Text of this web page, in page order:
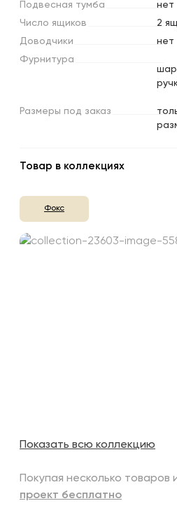
Подвесная тумба
нет
Число ящиков
2
Доводчики
нет
Фурнитура
Размеры под заказ
Товар в коллекциях
Фокс
Показать всю коллекцию
Покупая несколько товаров
проект бесплатно